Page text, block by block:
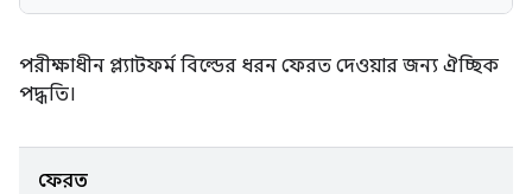
পরীক্ষাধীন প্ল্যাটফর্ম বিল্ডের ধরন ফেরত দেওয়ার জন্য ঐচ্ছিক
পদ্ধতি।
ফেরত